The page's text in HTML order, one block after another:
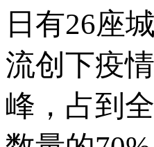
日有26座
流创下疫
峰，占到